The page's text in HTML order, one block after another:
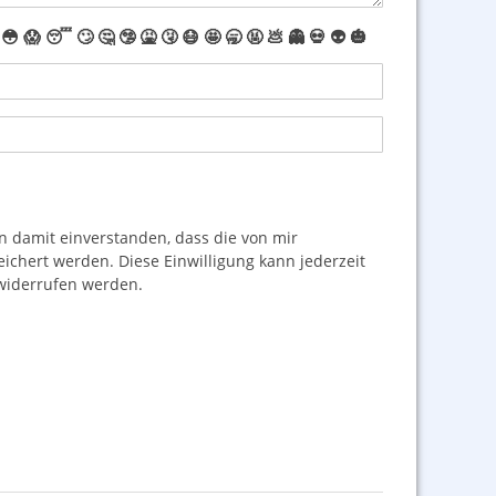
😳 😱 😴 🙄 🤔 🤥 🤮 🤧 😷 🤩 🥱 🤬 💩 👻 💀 👽 🎃
einverstanden, dass die von mir
werden. Diese Einwilligung kann jederzeit
werden.